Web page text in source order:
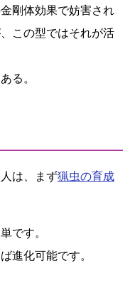
剛体効果で妨害され
この型ではそれが活
る。
は、まず猟虫の育成
です。
進化可能です。